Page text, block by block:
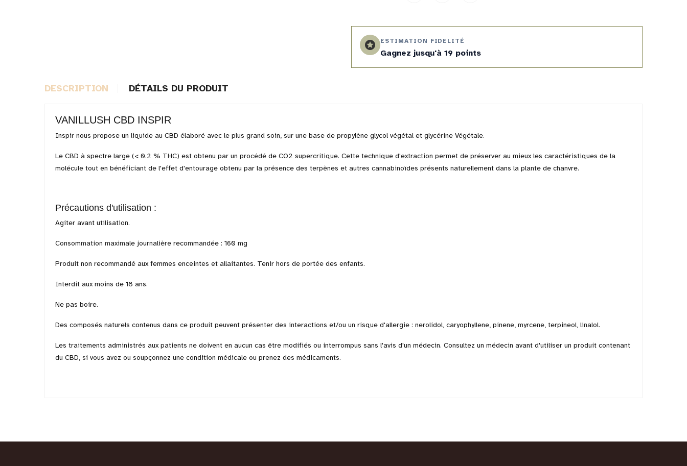
stars ESTIMATION FIDELITÉ
Gagnez jusqu'à 19 points
DESCRIPTION DÉTAILS DU PRODUIT
VANILLUSH CBD INSPIR
Inspir nous propose un liquide au CBD élaboré avec le plus grand soin, sur une base de propylène glycol végétal et glycérine Végétale.
Le CBD à spectre large (< 0.2 % THC) est obtenu par un procédé de CO2 supercritique. Cette technique d'extraction permet de préserver au mieux les caractéristiques de la
molécule tout en bénéficiant de l'effet d'entourage obtenu par la présence des terpènes et autres cannabinoïdes présents naturellement dans la plante de chanvre.
Précautions d'utilisation :
Agiter avant utilisation.
Consommation maximale journalière recommandée : 160 mg
Produit non recommandé aux femmes enceintes et allaitantes. Tenir hors de portée des enfants.
Interdit aux moins de 18 ans.
Ne pas boire.
Des composés naturels contenus dans ce produit peuvent présenter des interactions et/ou un risque d'allergie : nerolidol, caryophyllene, pinene, myrcene, terpineol, linalol.
Les traitements administrés aux patients ne doivent en aucun cas être modifiés ou interrompus sans l'avis d'un médecin. Consultez un médecin avant d'utiliser un produit contenant
du CBD, si vous avez ou soupçonnez une condition médicale ou prenez des médicaments.